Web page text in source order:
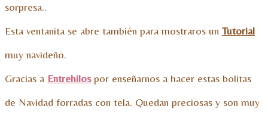
sorpresa..
Esta ventanita se abre también para mostraros un Tutorial
muy navideño.
Gracias a Entrehilospor enseñarnos a hacer estas bolitas
de Navidad forradas con tela. Quedan preciosas y son muy